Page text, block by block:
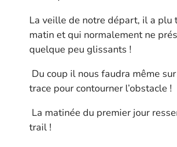
La veille de notre départ, il a plu
matin et qui normalement ne
quelque peu glissants !
Du coup il nous faudra même
trace pour contourner l’obstacle !
La matinée du premier jour
trail !